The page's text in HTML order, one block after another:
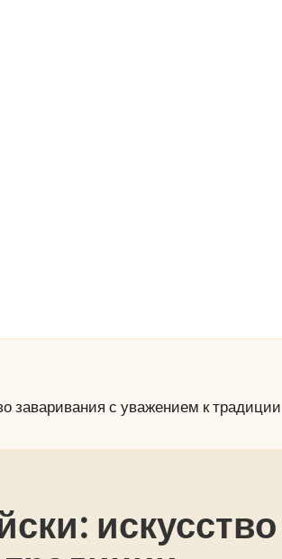
заваривания с уважением к традиции